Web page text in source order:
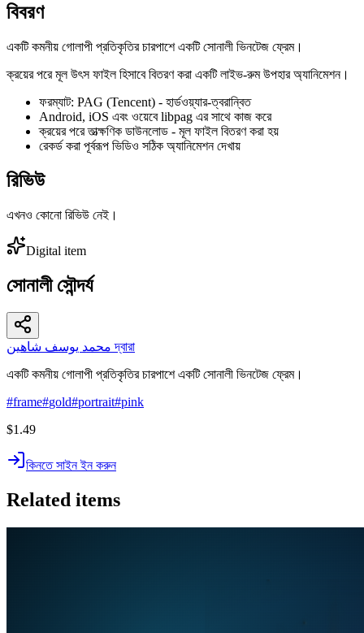
বিবরণ
একটি কমনীয় গোলাপী প্রতিকৃতির চারপাশে একটি সোনালী ভিনটেজ ফ্রেম।
ক্রয়ের পরে মূল উৎস ফাইল হিসাবে বিতরণ করা একটি লাইভ-রুম উপহার অ্যানিমেশন।
ফরম্যাট: PAG (Tencent) - হার্ডওয়্যার-ত্বরান্বিত
Android, iOS এবং ওয়েবে libpag এর সাথে কাজ করে
ক্রয়ের পরে তাত্ক্ষণিক ডাউনলোড - মূল ফাইল বিতরণ করা হয়
রেকর্ড করা পূর্বরূপ ভিডিও সঠিক অ্যানিমেশন দেখায়
রিভিউ
এখনও কোনো রিভিউ নেই।
Digital item
সোনালী সৌন্দর্য
محمد يوسف شاهين দ্বারা
একটি কমনীয় গোলাপী প্রতিকৃতির চারপাশে একটি সোনালী ভিনটেজ ফ্রেম।
#frame#gold#portrait#pink
$1.49
কিনতে সাইন ইন করুন
Related items